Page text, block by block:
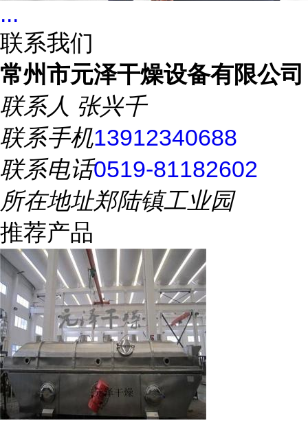
...
联系我们
常州市元泽干燥设备有限公司
联系人 张兴千
联系手机13912340688
联系电话0519-81182602
所在地址郑陆镇工业园
推荐产品